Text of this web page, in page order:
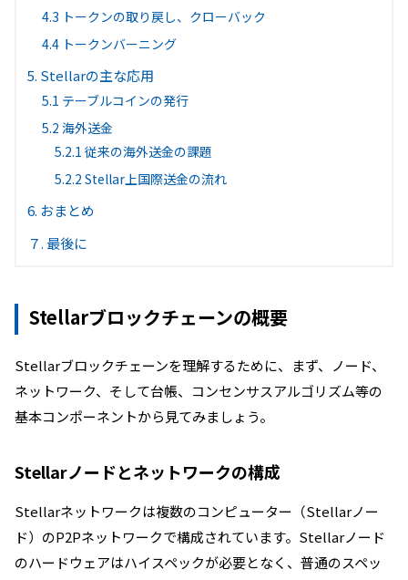
4.3 トークンの取り戻し、クローバック
4.4 トークンバーニング
5. Stellarの主な応用
5.1 テーブルコインの発行
5.2 海外送金
5.2.1 従来の海外送金の課題
5.2.2 Stellar上国際送金の流れ
6. おまとめ
７. 最後に
Stellarブロックチェーンの概要
Stellarブロックチェーンを理解するために、まず、ノード、
ネットワーク、そして台帳、コンセンサスアルゴリズム等の
基本コンポーネントから見てみましょう。
Stellarノードとネットワークの構成
Stellarネットワークは複数のコンピューター（Stellarノー
ド）のP2Pネットワークで構成されています。Stellarノード
のハードウェアはハイスペックが必要となく、普通のスペッ